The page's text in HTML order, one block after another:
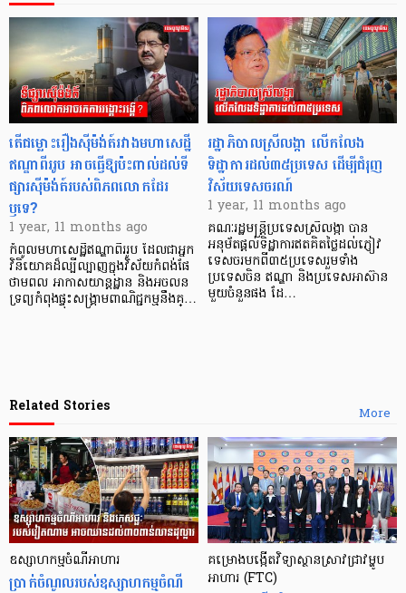
តើជម្លោះរឿងស៊ីម៉ង់ត៍រវាងមហាសេដ្ឋី
ឥណ្ឌាពីររូប អាចធ្វើឱ្យប៉ះពាល់ដល់ទី
ផ្សារស៊ីម៉ង់ត៍របស់ពិភពលោកដែរ
ឫទេ?
1 year, 11 months ago
កំពូលមហាសេដ្ឋីឥណ្ឌាពីររូប ដែលជាអ្នក
វិនិយោគដ៏ល្បីល្បាញក្នុងវិស័យកំពង់ផែ
ថាមពល អាកាសយាន្តដ្ឋាន និងអចលន
ទ្រព្យកំពុងផ្ទុះសង្រ្គាមពាណិជ្ជកម្មនឹងគ្…
រដ្ឋាភិបាលស្រីលង្កា លើកលែង
ទិដ្ឋាការដល់៣៥ប្រទេស ដើម្បីជំរុញ
វិស័យទេសចរណ៍
1 year, 11 months ago
គណៈរដ្ឋមន្ត្រីប្រទេសស្រីលង្កា បាន
អនុម័តផ្ដល់ទិដ្ឋាការឥតគិតថ្លៃដល់ភ្ញៀវ
ទេសចរមកពី៣៥ប្រទេសរួមទាំង
ប្រទេសចិន ឥណ្ឌា និងប្រទេសអាស៊ាន
មួយចំនួនផង ដែ…
More
Related Stories
ឧស្សាហកម្មចំណីអាហារ
ប្រាក់ចំណូលរបស់ឧស្សាហកម្មចំណី
គម្រោងបង្កើតវិទ្យាស្ថានស្រាវជ្រាវម្ហូប
អាហារ (FTC)